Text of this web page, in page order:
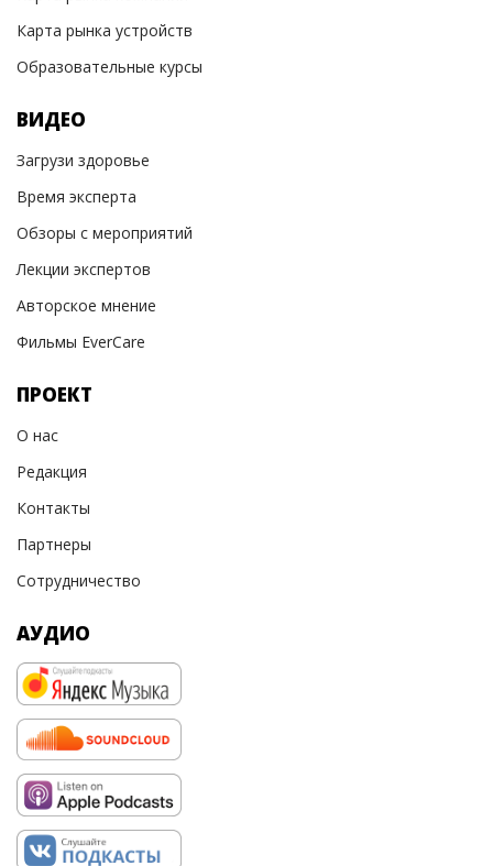
Карта рынка устройств
Образовательные курсы
ВИДЕО
Загрузи здоровье
Время эксперта
Обзоры с мероприятий
Лекции экспертов
Авторское мнение
Фильмы EverCare
ПРОЕКТ
О нас
Редакция
Контакты
Партнеры
Сотрудничество
АУДИО